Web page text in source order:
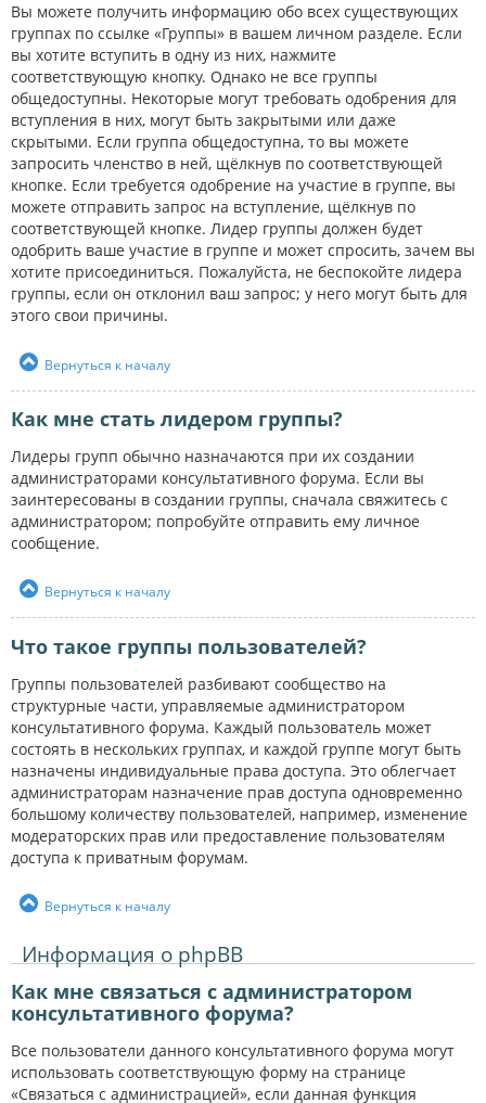
Вы можете получить информацию обо всех существующих
группах по ссылке «Группы» в вашем личном разделе. Если
вы хотите вступить в одну из них, нажмите
соответствующую кнопку. Однако не все группы
общедоступны. Некоторые могут требовать одобрения для
вступления в них, могут быть закрытыми или даже
скрытыми. Если группа общедоступна, то вы можете
запросить членство в ней, щёлкнув по соответствующей
кнопке. Если требуется одобрение на участие в группе, вы
можете отправить запрос на вступление, щёлкнув по
соответствующей кнопке. Лидер группы должен будет
одобрить ваше участие в группе и может спросить, зачем вы
хотите присоединиться. Пожалуйста, не беспокойте лидера
группы, если он отклонил ваш запрос; у него могут быть для
этого свои причины.
Вернуться к началу
Как мне стать лидером группы?
Лидеры групп обычно назначаются при их создании
администраторами консультативного форума. Если вы
заинтересованы в создании группы, сначала свяжитесь с
администратором; попробуйте отправить ему личное
сообщение.
Вернуться к началу
Что такое группы пользователей?
Группы пользователей разбивают сообщество на
структурные части, управляемые администратором
консультативного форума. Каждый пользователь может
состоять в нескольких группах, и каждой группе могут быть
назначены индивидуальные права доступа. Это облегчает
администраторам назначение прав доступа одновременно
большому количеству пользователей, например, изменение
модераторских прав или предоставление пользователям
доступа к приватным форумам.
Вернуться к началу
Информация о phpBB
Как мне связаться с администратором
консультативного форума?
Все пользователи данного консультативного форума могут
использовать соответствующую форму на странице
«Связаться с администрацией», если данная функция